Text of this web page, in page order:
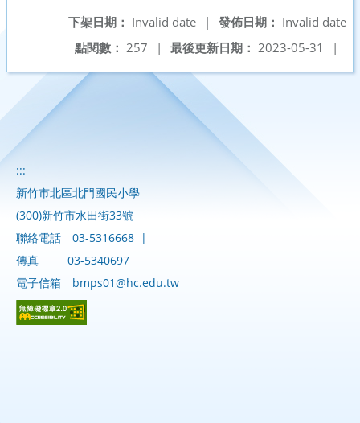
發佈日期： Invalid date
下架日期： Invalid date
|
最後更新日期： 2023-05-31 |
點閱數： 257 |
:::
新竹市北區北門國民小學
(300)新竹市水田街33號
聯絡電話
03-5316668 |
傳真
03-5340697
電子信箱
bmps01@hc.edu.tw